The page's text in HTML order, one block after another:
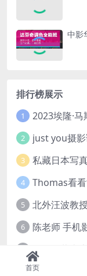
中影
排行榜展示
1 2023埃隆·
2 just you摄
3 私藏日本写
4
5 北外汪波教
6
打包下载史
B站付费课
首页